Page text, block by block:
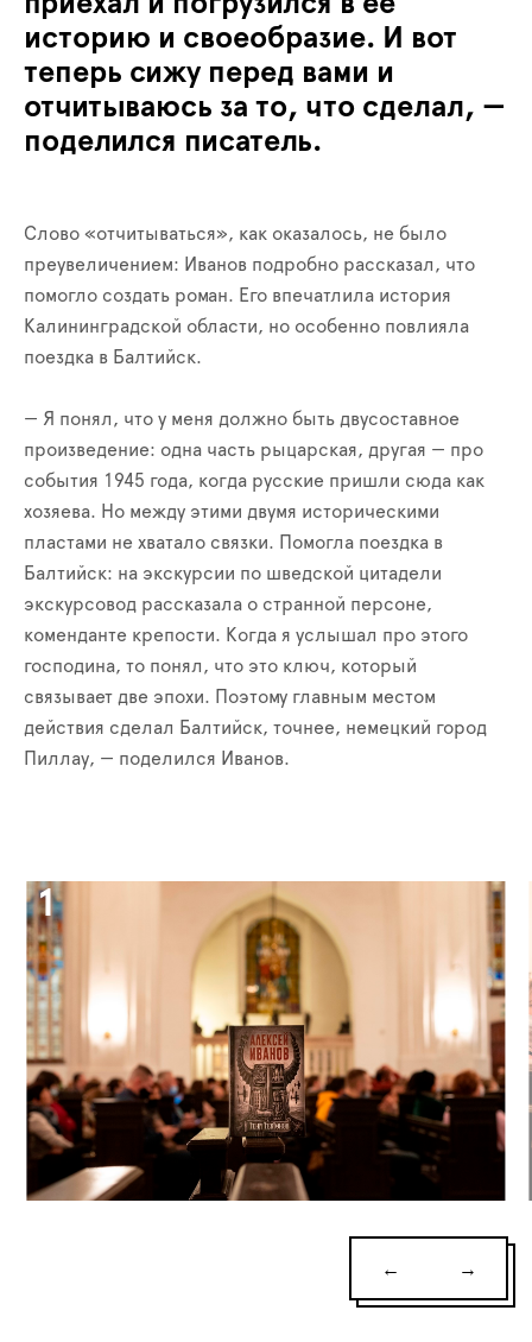
историю и своеобразие. И вот
теперь сижу перед вами и
отчитываюсь за то, что сделал, —
поделился писатель.
Слово «отчитываться», как оказалось, не было
преувеличением: Иванов подробно рассказал, что
помогло создать роман. Его впечатлила история
Калининградской области, но особенно повлияла
поездка в Балтийск.
— Я понял, что у меня должно быть двусоставное
произведение: одна часть рыцарская, другая — про
события 1945 года, когда русские пришли сюда как
хозяева. Но между этими двумя историческими
пластами не хватало связки. Помогла поездка в
Балтийск: на экскурсии по шведской цитадели
экскурсовод рассказала о странной персоне,
коменданте крепости. Когда я услышал про этого
господина, то понял, что это ключ, который
связывает две эпохи. Поэтому главным местом
действия сделал Балтийск, точнее, немецкий город
Пиллау, — поделился Иванов.
← →